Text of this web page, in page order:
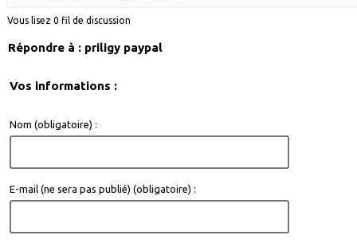
Vous lisez 0 fil de discussion
Répondre à : priligy paypal
Vos informations :
Nom (obligatoire) :
E-mail (ne sera pas publié) (obligatoire) :